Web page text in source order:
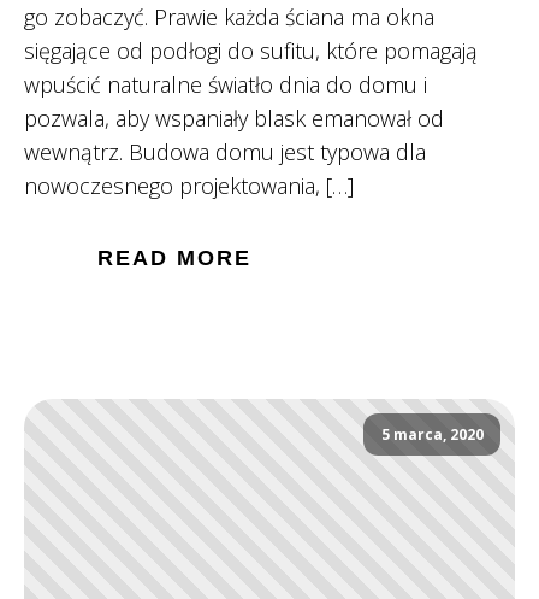
go zobaczyć. Prawie każda ściana ma okna
sięgające od podłogi do sufitu, które pomagają
wpuścić naturalne światło dnia do domu i
pozwala, aby wspaniały blask emanował od
wewnątrz. Budowa domu jest typowa dla
nowoczesnego projektowania, […]
READ MORE
5 marca, 2020